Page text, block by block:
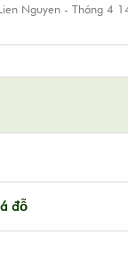
Nguyen - Tháng 4
đỗ